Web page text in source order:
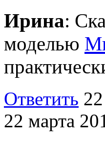
Ирина:
моделью
Ответить
22 марта